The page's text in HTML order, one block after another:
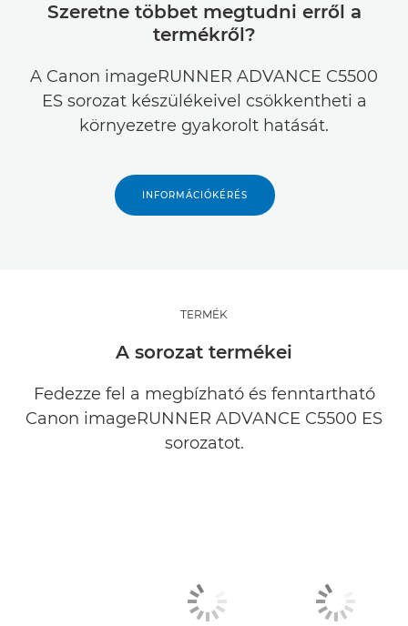
Szeretne többet megtudni erről a
termékről?
A Canon imageRUNNER ADVANCE C5500
ES sorozat készülékeivel csökkentheti a
környezetre gyakorolt hatását.
INFORMÁCIÓKÉRÉS
TERMÉK
A sorozat termékei
Fedezze fel a megbízható és fenntartható
Canon imageRUNNER ADVANCE C5500 ES
sorozatot.